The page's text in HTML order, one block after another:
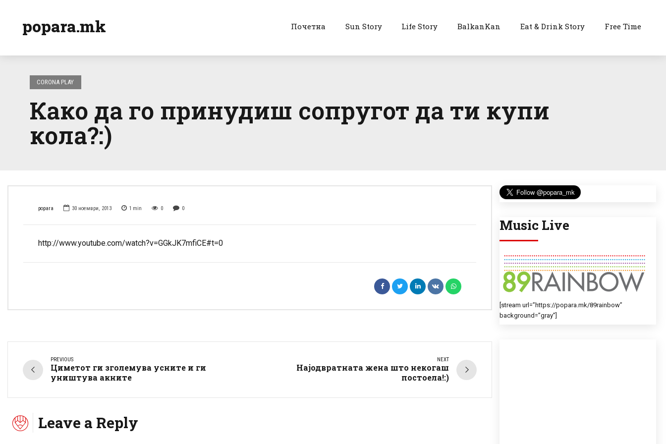
popara.mk Почетна Sun Story Life Story BalkanKan Eat & Drink Story Free Time
CORONA PLAY
Како да го принудиш сопругот да ти купи
кола?:)
popara 30 ноември, 2013 1 min 0 0
http://www.youtube.com/watch?v=GGkJK7mfiCE#t=0
PREVIOUS
Циметот ги зголемува усните и ги
уништува акните
NEXT
Најодвратната жена што некогаш
постоела!:)
Leave a Reply
Music Live
[stream url=”https://popara.mk/89rainbow”
background=”gray”]